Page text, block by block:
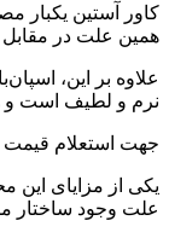
کاور آستین یکبار
همین علت در مقابل
علاوه‌ بر این،
نرم و لطیف است و
جهت استعلام قیمت لطفا با شماره
یکی از مزایای این
علت وجود ساختار